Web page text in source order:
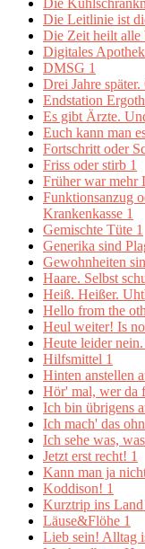
Die
Die Leitlinie ist
Die Zeit heilt alle
Digitales
DMSG 1
Drei Jahre
Endstation
Es gibt Ärzte.
Euch kann man
Fortschritt oder
Friss oder stirb 1
Früher war mehr
Funktionsanzug
Krankenkasse 1
Gemischte Tüte 1
Generika sind
Gewohnheiten
Haare. Selbst
Heiß. Heißer.
Hello from the
Heul weiter! Is
Heute leider
Hilfsmittel 1
Hinten anstellen
Hör' mal, wer da
Ich bin übrigens
Ich mach' das
Ich sehe was,
Jetzt erst recht! 1
Kann man ja
Koddison! 1
Kurztrip ins Land
Läuse&Flöhe 1
Lieb sein! Alltag